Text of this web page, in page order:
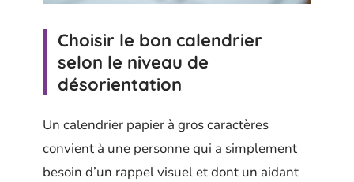
Choisir le bon calendrier
selon le niveau de
désorientation
Un calendrier papier à gros caractères
convient à une personne qui a simplement
besoin d’un rappel visuel et dont un aidant